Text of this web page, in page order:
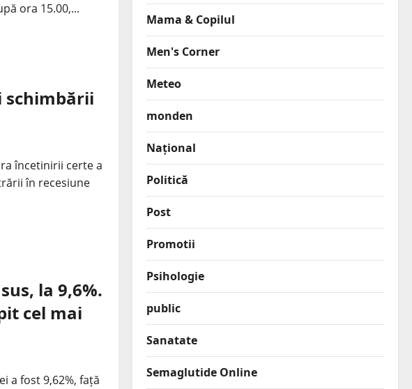
ora 15.00,...
schimbării
încetinirii certe a
în recesiune
la 9,6%.
cel mai
a fost 9,62%, față
Mama & Copilul
Men's Corner
Meteo
monden
Național
Politică
Post
Promotii
Psihologie
public
Sanatate
Semaglutide Online